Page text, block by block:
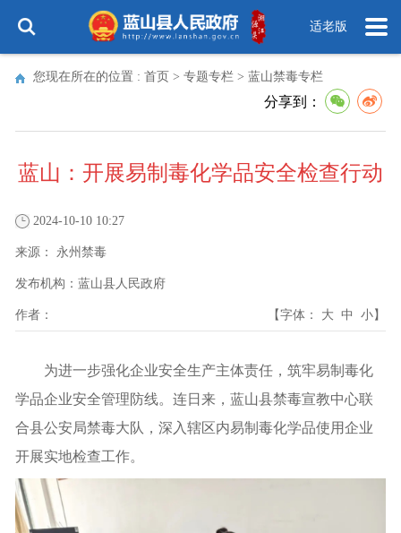
适老版
您现在所在的位置 : 首页 > 专题专栏 > 蓝山禁毒专栏
分享到：
蓝山：开展易制毒化学品安全检查行动
2024-10-10 10:27
来源： 永州禁毒
发布机构： 蓝山县人民政府
作者： 【字体： 大 中 小】
为进一步强化企业安全生产主体责任，筑牢易制毒化
学品企业安全管理防线。连日来，蓝山县禁毒宣教中心联
合县公安局禁毒大队，深入辖区内易制毒化学品使用企业
开展实地检查工作。